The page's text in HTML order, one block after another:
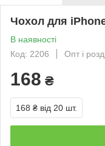
Чохол для
В наявності
Код: 2206
Опт і
168 ₴
168 ₴ від 20 шт.